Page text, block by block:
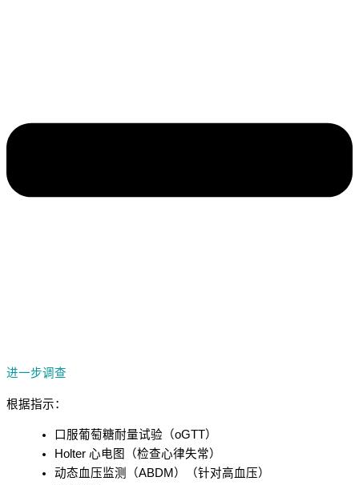
进一步调查
根据指示：
口服葡萄糖耐量试验（oGTT）
Holter 心电图（检查心律失常）
动态血压监测（ABDM）（针对高血压）